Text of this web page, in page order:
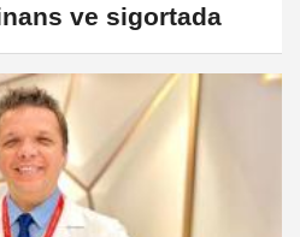
ve sigortada